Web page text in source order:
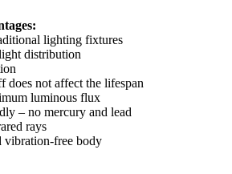
lighting fixtures
distribution
does not affect the lifespan
luminous flux
– no mercury and lead
rays
vibration-free body